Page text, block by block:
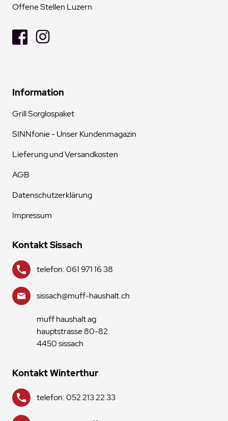
Offene Stellen Luzern
Information
Grill Sorglospaket
SINNfonie - Unser Kundenmagazin
Lieferung und Versandkosten
AGB
Datenschutzerklärung
Impressum
Kontakt Sissach
telefon: 061 971 16 38
sissach@muff-haushalt.ch
muff haushalt ag
hauptstrasse 80-82
4450 sissach
Kontakt Winterthur
telefon: 052 213 22 33